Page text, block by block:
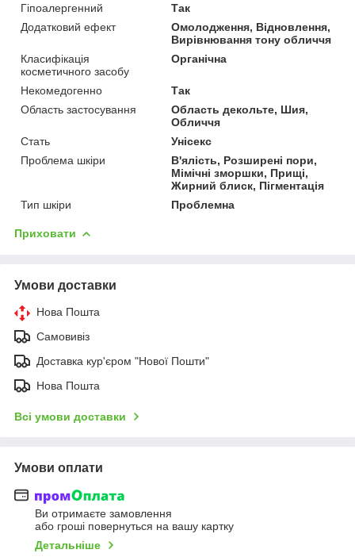
Гіпоалергенний
Так
Додатковий ефект
Омолодження, Відновлення,
Вирівнювання тону обличчя
Класифікація
косметичного засобу
Органічна
Некомедогенно
Так
Область застосування
Область декольте, Шия,
Обличчя
Стать
Унісекс
Проблема шкіри
В'ялість, Розширені пори,
Мімічні зморшки, Прищі,
Жирний блиск, Пігментація
Тип шкіри
Проблемна
Приховати
Умови доставки
Нова Пошта
Самовивіз
Доставка кур'єром "Нової Пошти"
Нова Пошта
Всі умови доставки
Умови оплати
Ви отримаєте замовлення
або гроші повернуться на вашу картку
Детальніше